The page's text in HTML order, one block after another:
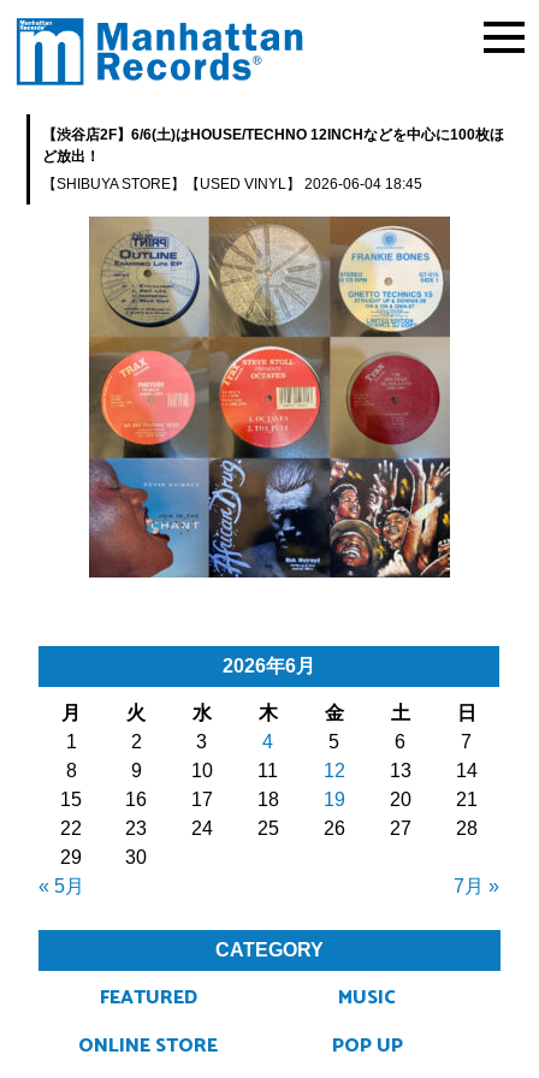
【渋谷店2F】6/6(土)はHOUSE/TECHNO 12INCHなどを中心に100枚ほ
ど放出！
【SHIBUYA STORE】
【USED VINYL】 2026-06-04 18:45
2026年6月
月 火 水 木 金 土 日
« 5月 7月 »
1 2 3 4 5 6
7
8
9 10 11 12 13
14
15
16 17 18 19 20
21
22
23 24 25 26 27
28
29
30
CATEGORY
FEATURED
MUSIC
ONLINE STORE
POP UP